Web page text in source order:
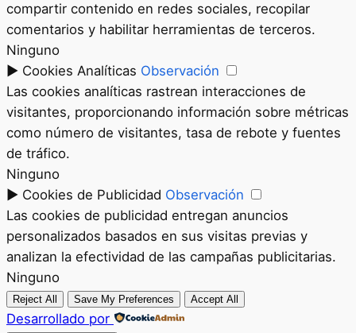
compartir contenido en redes sociales, recopilar
comentarios y habilitar herramientas de terceros.
Ninguno
► Cookies Analíticas Observación
Las cookies analíticas rastrean interacciones de
visitantes, proporcionando información sobre métricas
como número de visitantes, tasa de rebote y fuentes
de tráfico.
Ninguno
► Cookies de Publicidad Observación
Las cookies de publicidad entregan anuncios
personalizados basados en sus visitas previas y
analizan la efectividad de las campañas publicitarias.
Ninguno
Reject All Save My Preferences Accept All
Desarrollado por